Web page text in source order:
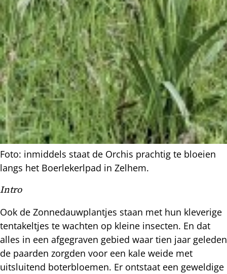
Foto: inmiddels staat de Orchis prachtig te bloeien
langs het Boerlekerlpad in Zelhem.
Intro
Ook de Zonnedauwplantjes staan met hun kleverige
tentakeltjes te wachten op kleine insecten. En dat
alles in een afgegraven gebied waar tien jaar geleden
de paarden zorgden voor een kale weide met
uitsluitend boterbloemen. Er ontstaat een geweldige